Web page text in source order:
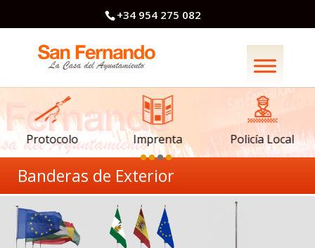
+34 954 275 082
Protocolo Imprenta Policía Local
Banderas de Exterior